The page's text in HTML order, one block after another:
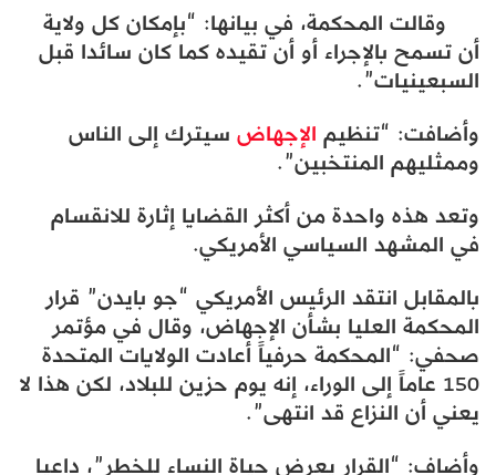
وقالت المحكمة، في بيانها: “بإمكان كل ولاية
أن تسمح بالإجراء أو أن تقيده كما كان سائدا قبل
السبعينيات”.
وأضافت: “تنظيمالإجهاضسيترك إلى الناس
وممثليهم المنتخبين”.
وتعد هذه واحدة من أكثر القضايا إثارة للانقسام
في المشهد السياسي الأمريكي.
بالمقابل انتقد الرئيس الأمريكي “جو بايدن” قرار
المحكمة العليا بشأن الإجهاض، وقال في مؤتمر
صحفي: “المحكمة حرفياً أعادت الولايات المتحدة
150 عاماً إلى الوراء، إنه يوم حزين للبلاد، لكن هذا لا
يعني أن النزاع قد انتهى”.
وأضاف: “القرار يعرض حياة النساء للخطر”، داعيا